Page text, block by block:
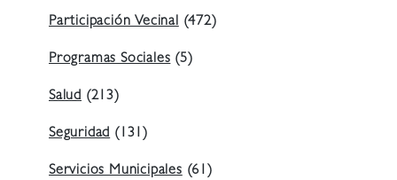
Participación Vecinal(472)
Programas Sociales(5)
Salud (213)
Seguridad(131)
Servicios Municipales(61)